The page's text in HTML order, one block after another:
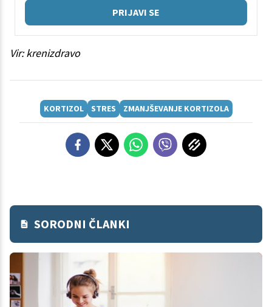
PRIJAVI SE
Vir: krenizdravo
KORTIZOL STRES ZMANJŠEVANJE KORTIZOLA
SORODNI ČLANKI